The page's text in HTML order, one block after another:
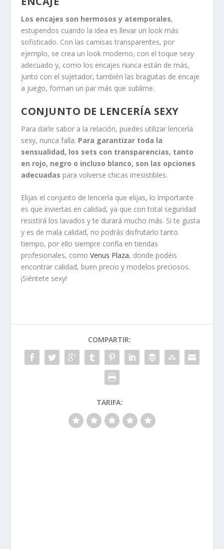
Los encajes son hermosos y atemporales,
estupendos cuando la idea es llevar un look más
sofisticado. Con las camisas transparentes, por
ejemplo, se crea un look moderno, con el toque sexy
adecuado y, como los encajes nunca están de más,
junto con el sujetador, también las braguitas de encaje
a juego, forman un par más que sublime.
CONJUNTO DE LENCERÍA SEXY
Para darle sabor a la relación, puedes utilizar lencería
sexy, nunca falla. Para garantizar toda la
sensualidad, los sets con transparencias, tanto
en rojo, negro o incluso blanco, son las opciones
adecuadas para volverse chicas irresistibles.
Elijas el conjunto de lencería que elijas, lo importante
es que inviertas en calidad, ya que con total seguridad
resistirá los lavados y te durará mucho más. Si te gusta
y es de mala calidad, no podrás disfrutarlo tanto
tiempo, por ello siempre confía en tiendas
profesionales, comoVenus Plaza, donde podéis
encontrar calidad, buen precio y modelos preciosos.
¡Siéntete sexy!
COMPARTIR:
TARIFA: